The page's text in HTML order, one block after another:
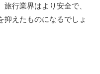
行業界はより安全で、
抑えたものになるでしょ